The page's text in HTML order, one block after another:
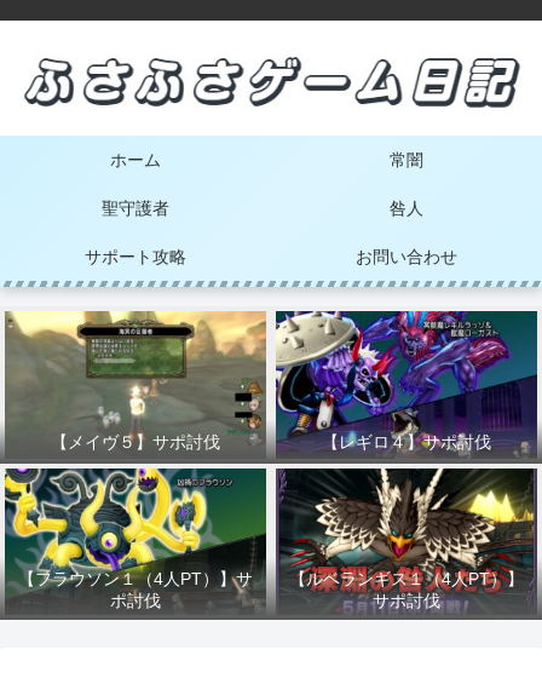
ホーム 常闇
聖守護者 咎人
サポート攻略 お問い合わせ
【メイヴ５】サポ討伐 【レギロ４】サポ討伐
【フラウソン１（4人PT）】サ
ポ討伐
【ルベランギス１（4人PT）】
サポ討伐